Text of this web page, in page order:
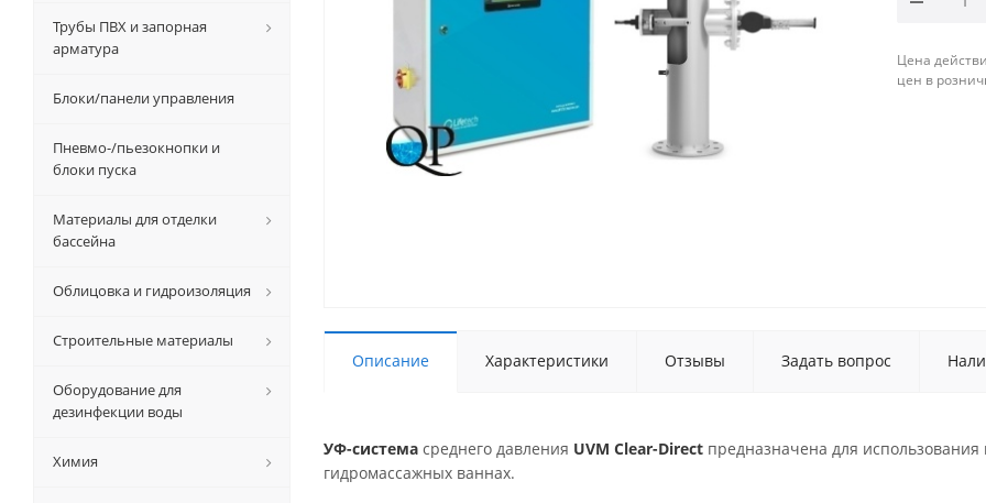
Цена
цен в
Описание Характеристики Отзывы Задать вопрос
УФ-система среднего давления UVM Clear-Direct предназначена для
гидромассажных ваннах.
Трубы ПВХ и запорная
арматура
Блоки/панели управления
Пневмо-/пьезокнопки и
блоки пуска
Материалы для отделки
бассейна
Облицовка и гидроизоляция
Строительные материалы
Оборудование для
дезинфекции воды
Химия